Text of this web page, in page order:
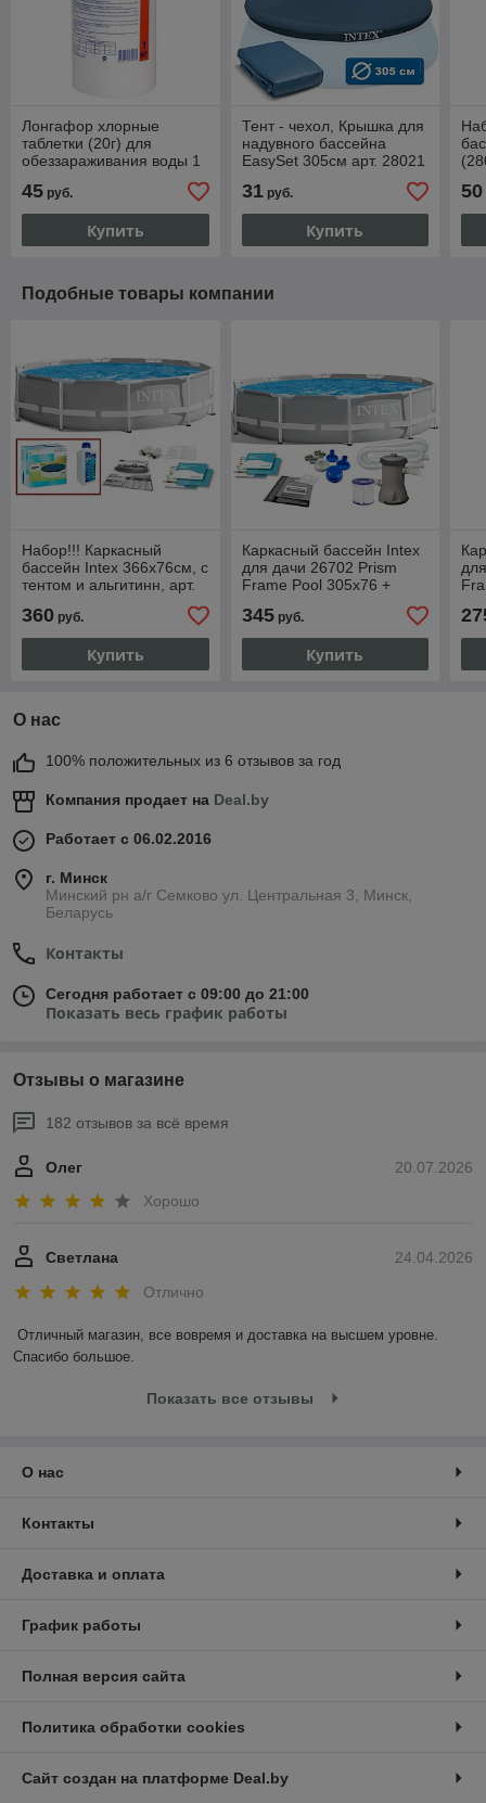
Лонгафор хлорные
таблетки (20г) для
обеззараживания воды 1
45 руб.
Купить
Тент - чехол, Крышка для
надувного бассейна
EasySet 305см арт. 28021
31руб.
Купить
50
Подобные товары компании
Набор!!! Каркасный
бассейн Intex 366х76см, с
тентом и альгитинн, арт.
360 руб.
Купить
Каркасный бассейн Intex
для дачи 26702 Prism
Frame Pool 305x76 +
345руб.
Купить
О нас
100% положительных из 6 отзывов за год
Компания продает на Deal.by
Работает с 06.02.2016
г. Минск
Минский рн а/г Семково ул. Центральная 3, Минск,
Беларусь
Контакты
Сегодня работает с 09:00 до 21:00
Показать весь график работы
Отзывы о магазине
182 отзывов за всё время
20.07.2026
Олег
Хорошо
24.04.2026
Светлана
Отлично
Отличный магазин, все вовремя и доставка на высшем уровне.
Спасибо большое.
Показать все отзывы
О нас
Контакты
Доставка и оплата
График работы
Полная версия сайта
Политика обработки cookies
Сайт создан на платформе Deal.by